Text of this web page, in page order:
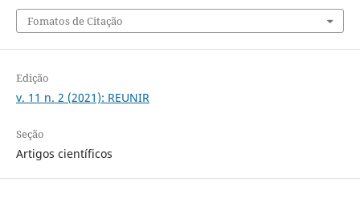
Fomatos de Citação
Edição
v. 11 n. 2 (2021): REUNIR
Seção
Artigos científicos